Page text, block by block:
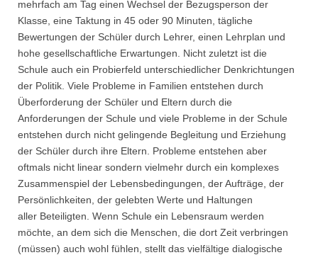
mehrfach am Tag einen Wechsel der Bezugsperson der
Klasse, eine Taktung in 45 oder 90 Minuten, tägliche
Bewertungen der Schüler durch Lehrer, einen Lehrplan und
hohe gesellschaftliche Erwartungen. Nicht zuletzt ist die
Schule auch ein Probierfeld unterschiedlicher Denkrichtungen
der Politik. Viele Probleme in Familien entstehen durch
Überforderung der Schüler und Eltern durch die
Anforderungen der Schule und viele Probleme in der Schule
entstehen durch nicht gelingende Begleitung und Erziehung
der Schüler durch ihre Eltern. Probleme entstehen aber
oftmals nicht linear sondern vielmehr durch ein komplexes
Zusammenspiel der Lebensbedingungen, der Aufträge, der
Persönlichkeiten, der gelebten Werte und Haltungen
aller Beteiligten. Wenn Schule ein Lebensraum werden
möchte, an dem sich die Menschen, die dort Zeit verbringen
(müssen) auch wohl fühlen, stellt das vielfältige dialogische